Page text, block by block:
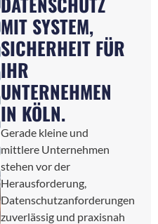
MIT SYSTEM,
SICHERHEIT FÜR
IHR
UNTERNEHMEN
IN KÖLN.
Gerade kleine und
mittlere Unternehmen
stehen vor der
Herausforderung,
Datenschutzanforderungen
zuverlässig und praxisnah